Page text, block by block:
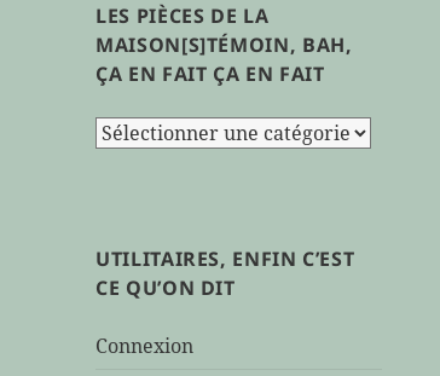
LES PIÈCES DE LA
MAISON[S]TÉMOIN, BAH,
ÇA EN FAIT ÇA EN FAIT
les
maison[s]témoin,
bah,
en
UTILITAIRES, ENFIN C’EST
CE QU’ON DIT
Connexion